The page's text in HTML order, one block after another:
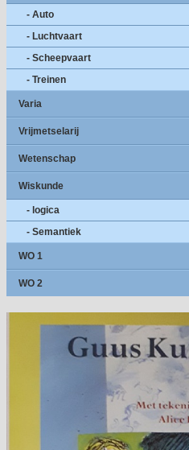
- Auto
- Luchtvaart
- Scheepvaart
- Treinen
Varia
Vrijmetselarij
Wetenschap
Wiskunde
- logica
- Semantiek
WO 1
WO 2